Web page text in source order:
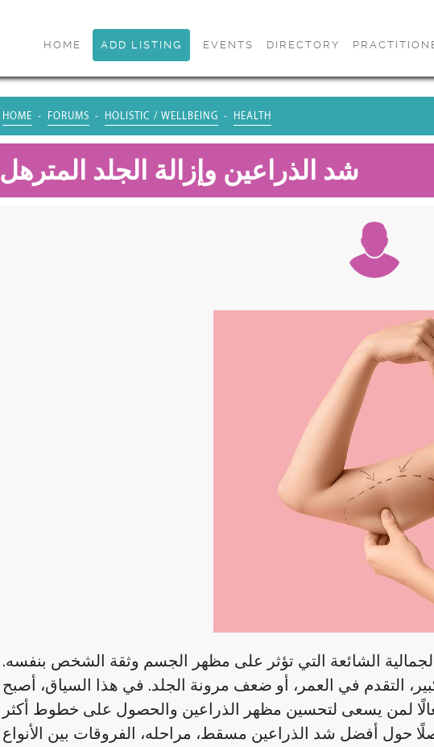
HOME ADD LISTING EVENTS DIRECTORY
HOME FORUMS HOLISTIC / WELLBEING HEALTH
شد الذراعين وإزالة الجلد المترهل
الشائعة التي تؤثر على مظهر الجسم وثقة الشخص بنفسه.
التقدم في العمر، أو ضعف مرونة الجلد. في هذا السياق، أصبح
لمن يسعى لتحسين مظهر الذراعين والحصول على خطوط أكثر
حول أفضل شد الذراعين مسقط، مراحله، الفروقات بين الأنواع